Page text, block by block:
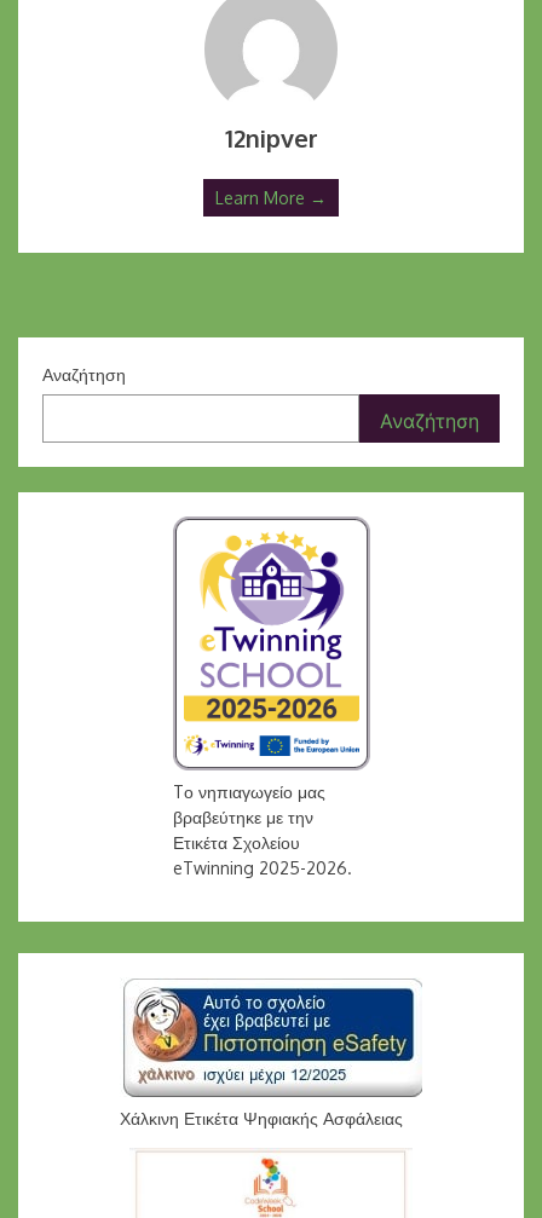
12nipver
Learn More →
Αναζήτηση
Αναζήτηση
Tο νηπιαγωγείο μας
βραβεύτηκε με την
Ετικέτα Σχολείου
eTwinning 2025-2026.
Χάλκινη Ετικέτα Ψηφιακής Ασφάλειας